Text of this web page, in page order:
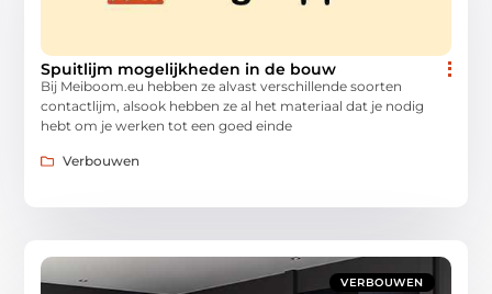
Spuitlijm mogelijkheden in de bouw
Bij Meiboom.eu hebben ze alvast verschillende soorten
contactlijm, alsook hebben ze al het materiaal dat je nodig
hebt om je werken tot een goed einde
Verbouwen
VERBOUWEN